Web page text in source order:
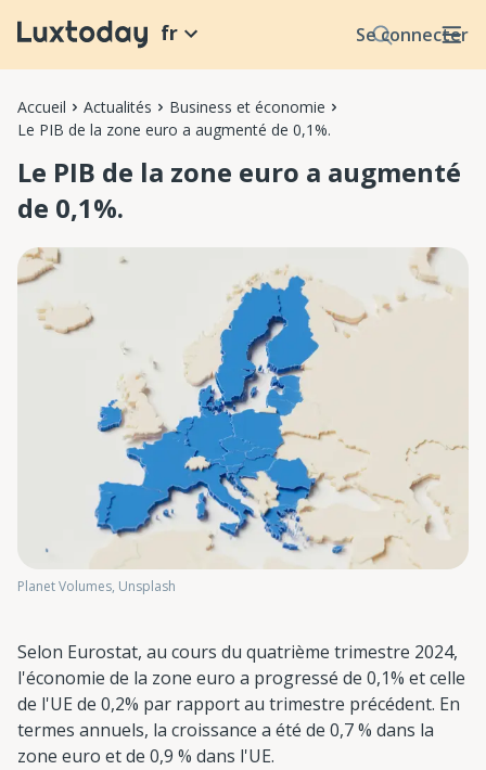
Se connecter
fr
Accueil Actualités
Business et économie
Le PIB de la zone euro a augmenté de 0,1%.
Le PIB de la zone euro a augmenté
de 0,1%.
Planet Volumes, Unsplash
Selon Eurostat, au cours du quatrième trimestre 2024,
l'économie de la zone euro a progressé de 0,1% et celle
de l'UE de 0,2% par rapport au trimestre précédent. En
termes annuels, la croissance a été de 0,7 % dans la
zone euro et de 0,9 % dans l'UE.